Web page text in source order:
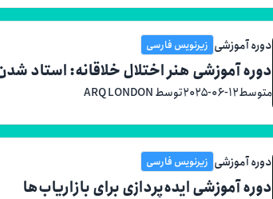
دوره آموزشی زیرنویس فارسی
دوره آموزشی هنر اختلال خلاقانه: استاد
متوسط۲۰۲۵-۰۶-۱۲توسط ARQ LONDON
دوره آموزشی زیرنویس فارسی
دوره آموزشی ایده‌پردازی برای بازاریاب‌ها